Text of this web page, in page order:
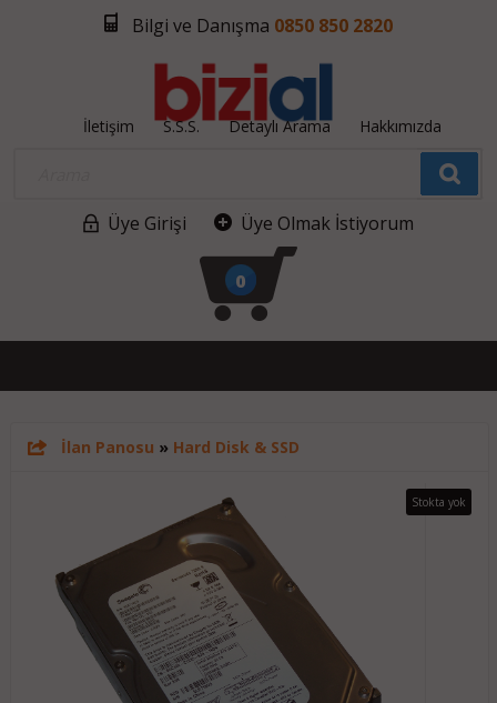
Bilgi ve Danışma 0850 850 2820
İletişim S.S.S. Detaylı Arama Hakkımızda
Üye Girişi Üye Olmak İstiyorum
0
İlan Panosu » Hard Disk & SSD
Stokta yok